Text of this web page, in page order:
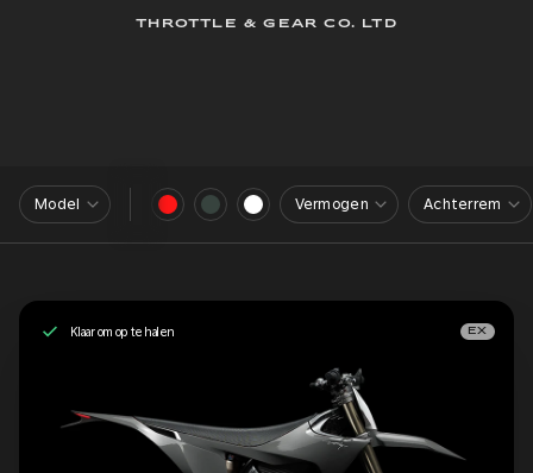
THROTTLE & GEAR CO. LTD
Model Vermogen Achterrem
Klaar om op te halen EX